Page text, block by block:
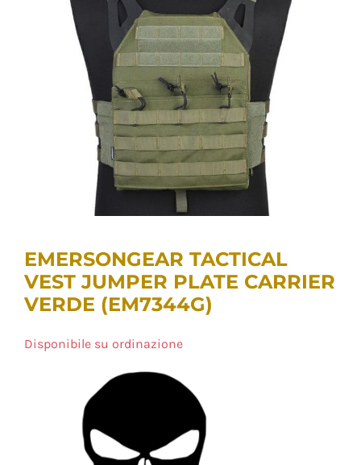
EMERSONGEAR TACTICAL
VEST JUMPER PLATE CARRIER
VERDE (EM7344G)
Disponibile su ordinazione